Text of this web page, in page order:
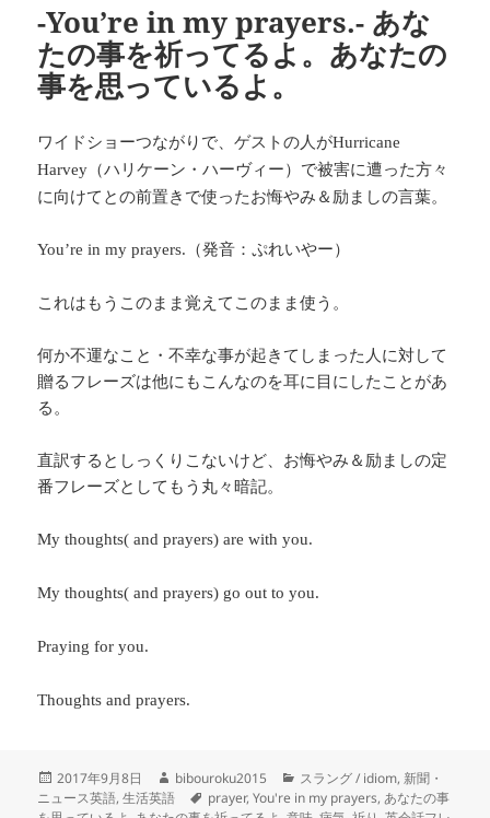
-You’re in my prayers.- あな
たの事を祈ってるよ。あなたの
事を思っているよ。
ワイドショーつながりで、ゲストの人がHurricane
Harvey （ハリケーン・ハーヴィー）で被害に遭った方々
に向けてとの前置きで使ったお悔やみ＆励ましの言葉。
You’re in my prayers. （発音：ぷれいやー）
これはもうこのまま覚えてこのまま使う。
何か不運なこと・不幸な事が起きてしまった人に対して
贈るフレーズは他にもこんなのを耳に目にしたことがあ
る。
直訳するとしっくりこないけど、お悔やみ＆励ましの定
番フレーズとしてもう丸々暗記。
My thoughts( and prayers) are with you.
My thoughts( and prayers) go out to you.
Praying for you.
Thoughts and prayers.
投
稿
2017年9月8日
作
成
bibouroku2015
カ
テ
スラング / idiom, 新聞・
ニュース英語,生活英語
タ
prayer,You're in my prayers,あなたの事